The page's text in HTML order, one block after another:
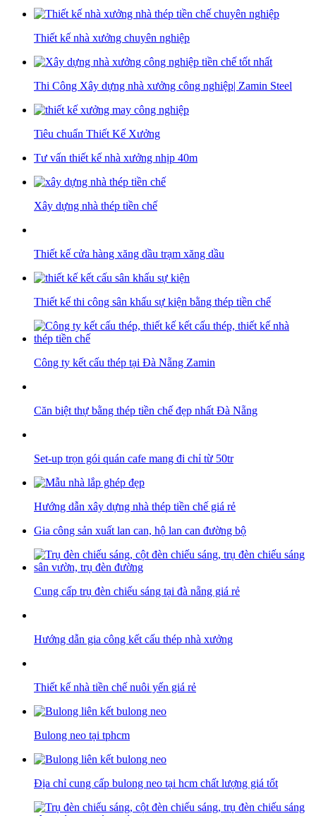
Thiết kế nhà xưởng chuyên nghiệp
Thi Công Xây dựng nhà xưởng công nghiệp| Zamin Steel
Tiêu chuẩn Thiết Kế Xưởng
Tư vấn thiết kế nhà xưởng nhịp 40m
Xây dựng nhà thép tiền chế
Thiết kế cửa hàng xăng dầu trạm xăng dầu
Thiết kế thi công sân khấu sự kiện bằng thép tiền chế
Công ty kết cấu thép tại Đà Nẵng Zamin
Căn biệt thự bằng thép tiền chế đẹp nhất Đà Nẵng
Set-up trọn gói quán cafe mang đi chỉ từ 50tr
Hướng dẫn xây dựng nhà thép tiền chế giá rẻ
Gia công sản xuất lan can, hộ lan can đường bộ
Cung cấp trụ đèn chiếu sáng tại đà nẵng giá rẻ
Hướng dẫn gia công kết cấu thép nhà xưởng
Thiết kế nhà tiền chế nuôi yến giá rẻ
Bulong neo tại tphcm
Địa chỉ cung cấp bulong neo tại hcm chất lượng giá tốt